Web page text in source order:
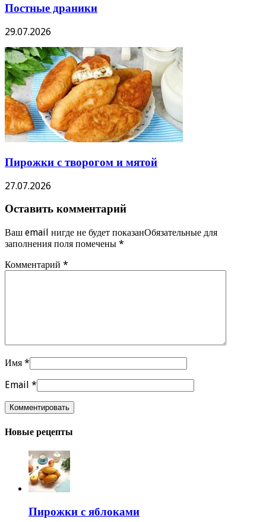
Постные драники
29.07.2026
Пирожки с творогом и мятой
27.07.2026
Оставить комментарий
Ваш email нигде не будет показанОбязательные для
заполнения поля помечены *
Комментарий *
Имя *
Email *
Новые рецепты
Пирожки с яблоками